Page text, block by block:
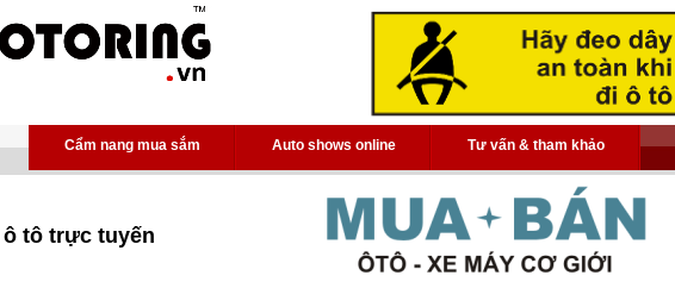
Cẩm nang mua sắm Auto shows online Tư vấn & tham khảo
tô trực tuyến